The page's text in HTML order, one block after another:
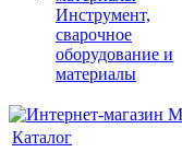
Инструмент,
сварочное
оборудование и
материалы
Каталог